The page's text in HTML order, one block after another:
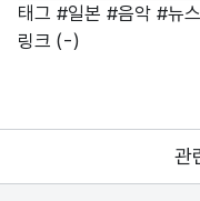
태그 #일본 #음악 #뉴스
링크 (-)
관